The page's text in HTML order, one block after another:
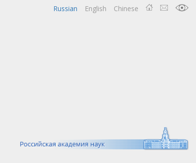
Chinese
English
Russian